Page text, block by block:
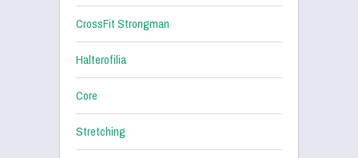
CrossFit Strongman
Halterofilia
Core
Stretching